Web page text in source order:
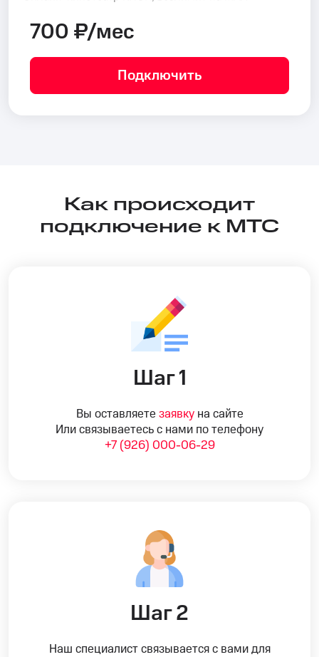
700 ₽/мес
Подключить
Как происходит
подключение к МТС
Шаг 1
Вы оставляете заявкуна сайте
Или связываетесь с нами по телефону
+7 (926) 000-06-29
Шаг 2
Наш специалист связывается с вами для